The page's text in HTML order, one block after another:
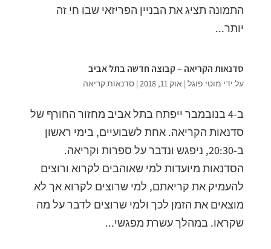
התמונה תציג את הבניין הפריזאי שבו חי זה
יותר...
סדנאות הקריאה – קבוצה חדשה בתל אביב
על ידי מוטי פוגל| אוק 11, 2018 | סדנאות קריאה
ב-4 בנובמבר ייפתח בתל אביב מחזור החורף של
סדנאות הקריאה. אחת לשבועיים, בימי ראשון
ב-20:30, ניפגש ונדבר על ספרות וקריאה.
הסדנאות מיועדות למי שאוהבים לקרוא ורוצים
להעמיק את קריאתם, למי שרוצים לקרוא אך לא
מוצאים את הזמן לכך ולמי שרוצים לדבר על מה
שקראו. במהלך עשרת מפגשי...